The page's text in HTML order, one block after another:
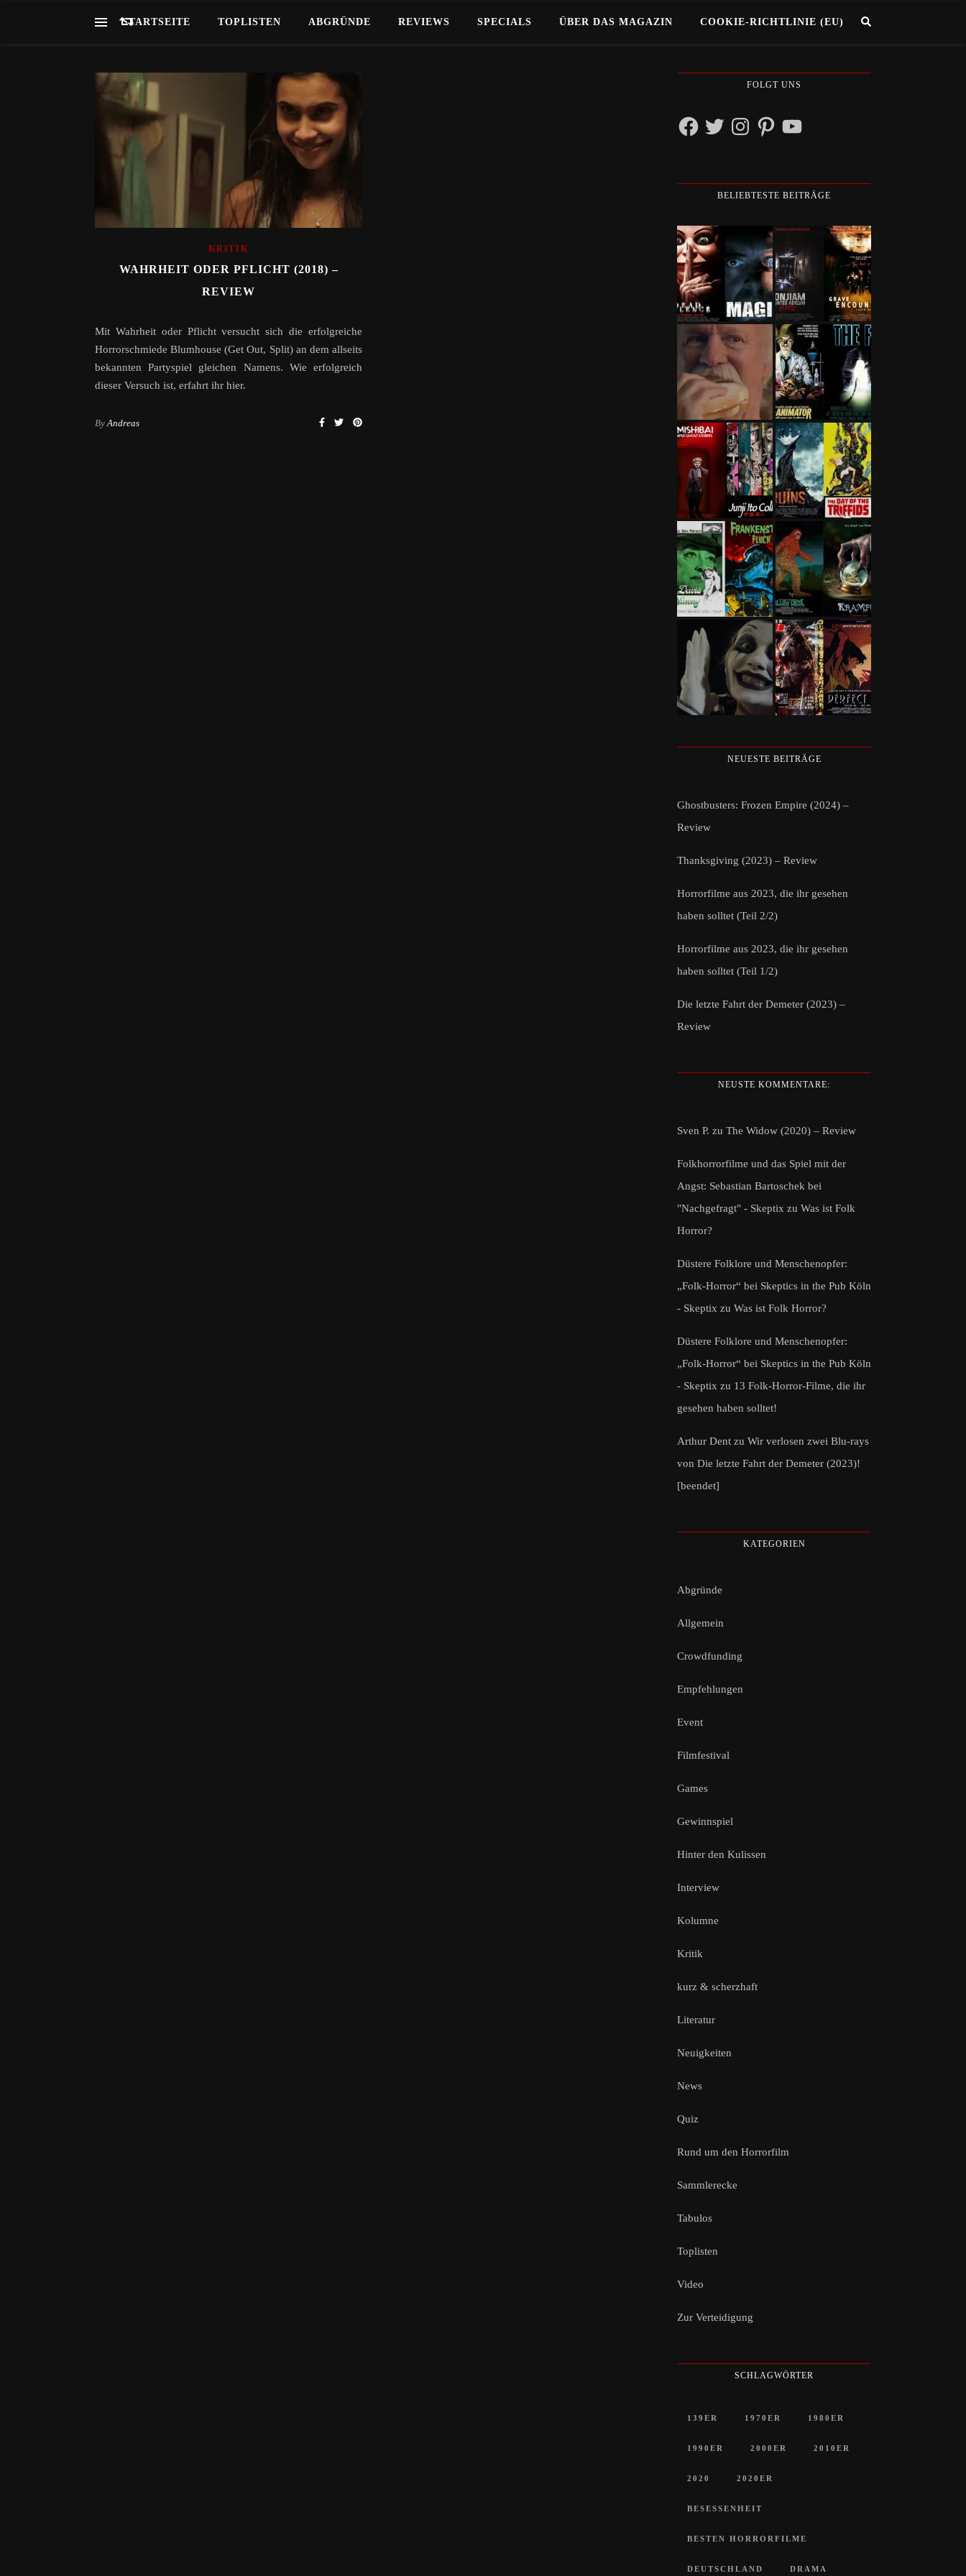
STARTSEITE TOPLISTEN ABGRÜNDE REVIEWS SPECIALS ÜBER DAS MAGAZIN COOKIE-RICHTLINIE (EU)
KRITIK
WAHRHEIT ODER PFLICHT (2018) –
REVIEW
Mit Wahrheit oder Pflicht versucht sich die erfolgreiche
Horrorschmiede Blumhouse (Get Out, Split) an dem allseits
bekannten Partyspiel gleichen Namens. Wie erfolgreich
dieser Versuch ist, erfahrt ihr hier.
By Andreas
FOLGT UNS
FacebookTwitterInstagramPinterestYouTube
BELIEBTESTE BEITRÄGE
NEUESTE BEITRÄGE
Ghostbusters: Frozen Empire (2024) –
Review
Thanksgiving (2023) – Review
Horrorfilme aus 2023, die ihr gesehen
haben solltet (Teil 2/2)
Horrorfilme aus 2023, die ihr gesehen
haben solltet (Teil 1/2)
Die letzte Fahrt der Demeter (2023) –
Review
NEUSTE KOMMENTARE:
Sven P. zu The Widow (2020) – Review
Folkhorrorfilme und das Spiel mit der
Angst: Sebastian Bartoschek bei
"Nachgefragt" - Skeptix zu Was ist Folk
Horror?
Düstere Folklore und Menschenopfer:
„Folk-Horror“ bei Skeptics in the Pub Köln
- Skeptix zu Was ist Folk Horror?
Düstere Folklore und Menschenopfer:
„Folk-Horror“ bei Skeptics in the Pub Köln
- Skeptix zu 13 Folk-Horror-Filme, die ihr
gesehen haben solltet!
Arthur Dent zu Wir verlosen zwei Blu-rays
von Die letzte Fahrt der Demeter (2023)!
[beendet]
KATEGORIEN
Abgründe
Allgemein
Crowdfunding
Empfehlungen
Event
Filmfestival
Games
Gewinnspiel
Hinter den Kulissen
Interview
Kolumne
Kritik
kurz & scherzhaft
Literatur
Neuigkeiten
News
Quiz
Rund um den Horrorfilm
Sammlerecke
Tabulos
Toplisten
Video
Zur Verteidigung
SCHLAGWÖRTER
139ER 1970ER 1980ER
1990ER 2000ER 2010ER
2020 2020ER
BESESSENHEIT
BESTEN HORRORFILME
DEUTSCHLAND DRAMA